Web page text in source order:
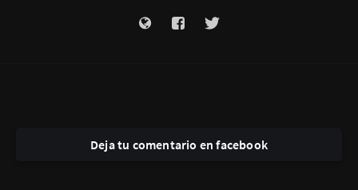
Deja tu comentario en facebook